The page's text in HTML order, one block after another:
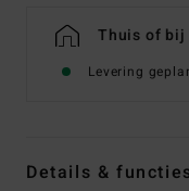
Thuis of
Levering
Details &